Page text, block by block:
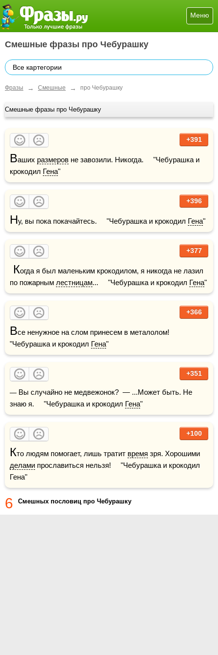
Меню
Смешные фразы про Чебурашку
Все картегории
Фразы → Смешные → про Чебурашку
Смешные фразы про Чебурашку
+391
Ваших размеров не завозили. Никогда.     "Чебурашка и
крокодил Гена"
+396
Ну, вы пока покачайтесь.     "Чебурашка и крокодил Гена"
+377
огда я был маленьким крокодилом, я никогда не лазил
по пожарным лестницам...     "Чебурашка и крокодил Гена"
+366
Все ненужное на слом принесем в металолом!
"Чебурашка и крокодил Гена"
+351
— Вы случайно не медвежонок?  — ...Может быть. Не
знаю я.     "Чебурашка и крокодил Гена"
+100
Кто людям помогает, лишь тратит время
делами прославиться нельзя!     "Чебурашка и крокодил
Гена"
6 Смешных пословиц про Чебурашку